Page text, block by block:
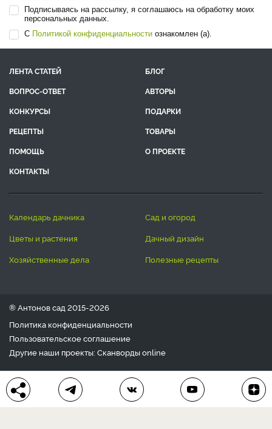
Подписываясь на рассылку, я соглашаюсь на обработку моих
персональных данных.
С Политикой конфиденциальности ознакомлен (а).
ЛЕНТА СТАТЕЙ
БЛОГ
ВОПРОС-ОТВЕТ
АВТОРЫ
КОНКУРСЫ
ПОДАРКИ
РЕЦЕПТЫ
ТОВАРЫ
ПОМОЩЬ
О ПРОЕКТЕ
КОНТАКТЫ
календарь дачника
сад и огород
цветы и растения
дачный дизайн
хозяйственные дела
полезные рецепты
® Антонов сад 2015-2026
Политика конфиденциальности
Пользовательское соглашение
Другие наши проекты: Сканвордыonline
Любое использование материала допускается только с
письменного согласия редакции